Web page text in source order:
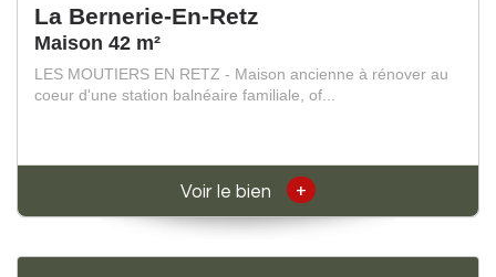
La Bernerie-En-Retz
Maison 42 m²
LES MOUTIERS EN RETZ - Maison ancienne à rénover au
coeur d'une station balnéaire familiale, of...
Voir le bien +